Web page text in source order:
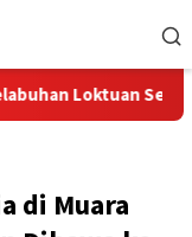
Selama Juli
di Muara